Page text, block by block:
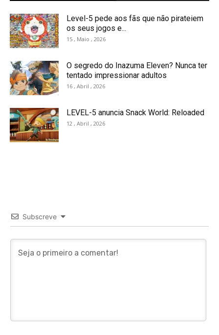
Level-5 pede aos fãs que não pirateiem
os seus jogos e...
15 , Maio , 2026
O segredo do Inazuma Eleven? Nunca ter
tentado impressionar adultos
16 , Abril , 2026
LEVEL-5 anuncia Snack World: Reloaded
12 , Abril , 2026
Subscreve